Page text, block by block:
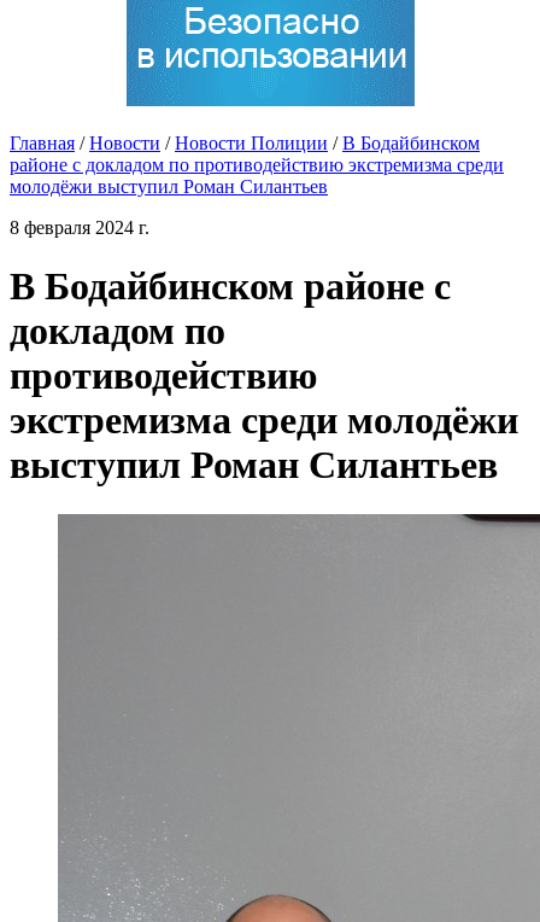
Главная / Новости / Новости Полиции / В Бодайбинском
районе с докладом по противодействию экстремизма среди
молодёжи выступил Роман Силантьев
8 февраля 2024 г.
В Бодайбинском районе с
докладом по
противодействию
экстремизма среди молодёжи
выступил Роман Силантьев